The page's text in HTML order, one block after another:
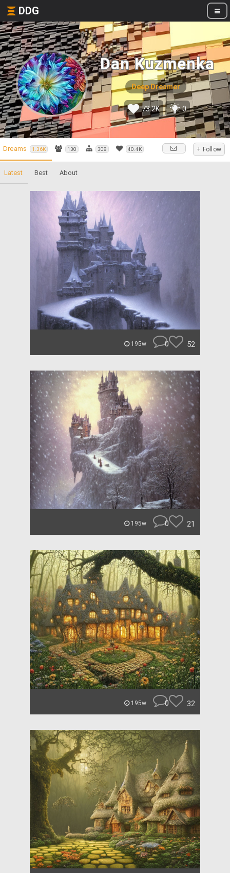
DDG
Dan Kuzmenka
Deep Dreamer
73.2K 0
Dreams 1.36K 130 308 40.4K + Follow
Latest Best About
195w 0 52
195w 0 21
195w 0 32